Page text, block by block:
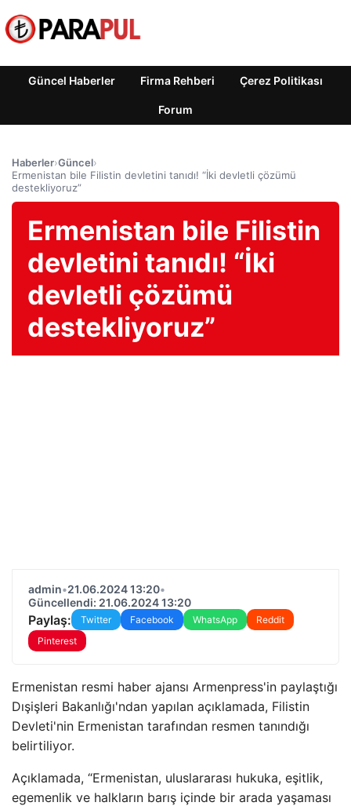
Güncel Haberler Firma Rehberi Çerez Politikası
Forum
Haberler›Güncel›
Ermenistan bile Filistin devletini tanıdı! “İki devletli çözümü
destekliyoruz”
Ermenistan bile Filistin
devletini tanıdı! “İki
devletli çözümü
destekliyoruz”
admin•21.06.2024 13:20•
Güncellendi: 21.06.2024 13:20
Paylaş: Twitter Facebook WhatsApp
Reddit
Pinterest
Ermenistan resmi haber ajansı Armenpress'in paylaştığı
Dışişleri Bakanlığı'ndan yapılan açıklamada, Filistin
Devleti'nin Ermenistan tarafından resmen tanındığı
belirtiliyor.
Açıklamada, “Ermenistan, uluslararası hukuka, eşitlik,
egemenlik ve halkların barış içinde bir arada yaşaması